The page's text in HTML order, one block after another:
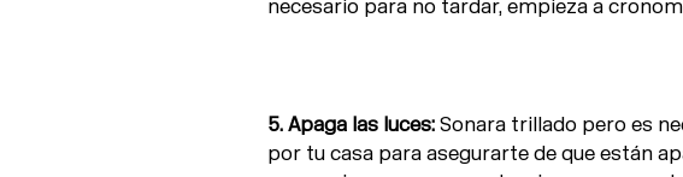
necesario para no tardar, empieza a
5. Apaga las luces: Sonara trillado pero es
por tu casa para asegurarte de que están